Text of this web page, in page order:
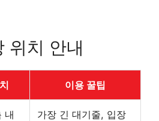
위치 안내
이용 꿀팁
내
가장 긴 대기줄, 입장